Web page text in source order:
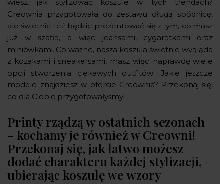
wiesz, jak stylizować koszule w tych trendach?
Creownia przygotowała do zestawu długą spódnicę,
ale świetnie też będzie prezentować się z tym, co masz
już w szafie, a więc jeansami, cygaretkami oraz
miniówkami. Co ważne, nasza koszula świetnie wygląda
z kozakami i sneakersami, masz więc naprawdę wiele
opcji stworzenia ciekawych outfitów! Jakie jeszcze
modele znajdziesz w ofercie Creownia? Przekonaj się,
co dla Ciebie przygotowałyśmy!
Printy rządzą w ostatnich sezonach
- kochamy je również w Creowni!
Przekonaj się, jak łatwo możesz
dodać charakteru każdej stylizacji,
ubierając koszulę we wzory